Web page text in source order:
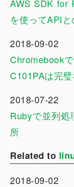
AWS SDK for
を使ってAPI
2018-09-02
Chromebook
C101PAは完璧
2018-07-22
Rubyで並列
所
Related to
2018-09-02